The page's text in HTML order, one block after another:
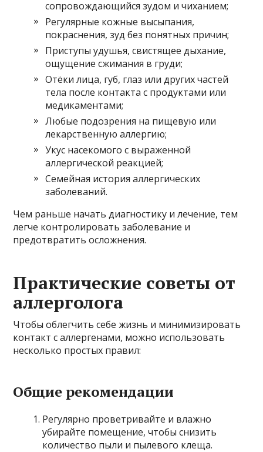
сопровождающийся зудом и чиханием;
Регулярные кожные высыпания,
покраснения, зуд без понятных причин;
Приступы удушья, свистящее дыхание,
ощущение сжимания в груди;
Отёки лица, губ, глаз или других частей
тела после контакта с продуктами или
медикаментами;
Любые подозрения на пищевую или
лекарственную аллергию;
Укус насекомого с выраженной
аллергической реакцией;
Семейная история аллергических
заболеваний.
Чем раньше начать диагностику и лечение, тем
легче контролировать заболевание и
предотвратить осложнения.
Практические советы от
аллерголога
Чтобы облегчить себе жизнь и минимизировать
контакт с аллергенами, можно использовать
несколько простых правил:
Общие рекомендации
Регулярно проветривайте и влажно
убирайте помещение, чтобы снизить
количество пыли и пылевого клеща.